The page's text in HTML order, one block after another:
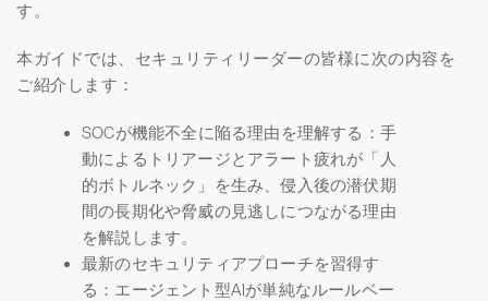
す。
本ガイドでは、セキュリティリーダーの皆様に次の内容を
ご紹介します：
SOCが機能不全に陥る理由を理解する：手
動によるトリアージとアラート疲れが「人
的ボトルネック」を生み、侵入後の潜伏期
間の長期化や脅威の見逃しにつながる理由
を解説します。
最新のセキュリティアプローチを習得す
る：エージェント型AIが単純なルールベー